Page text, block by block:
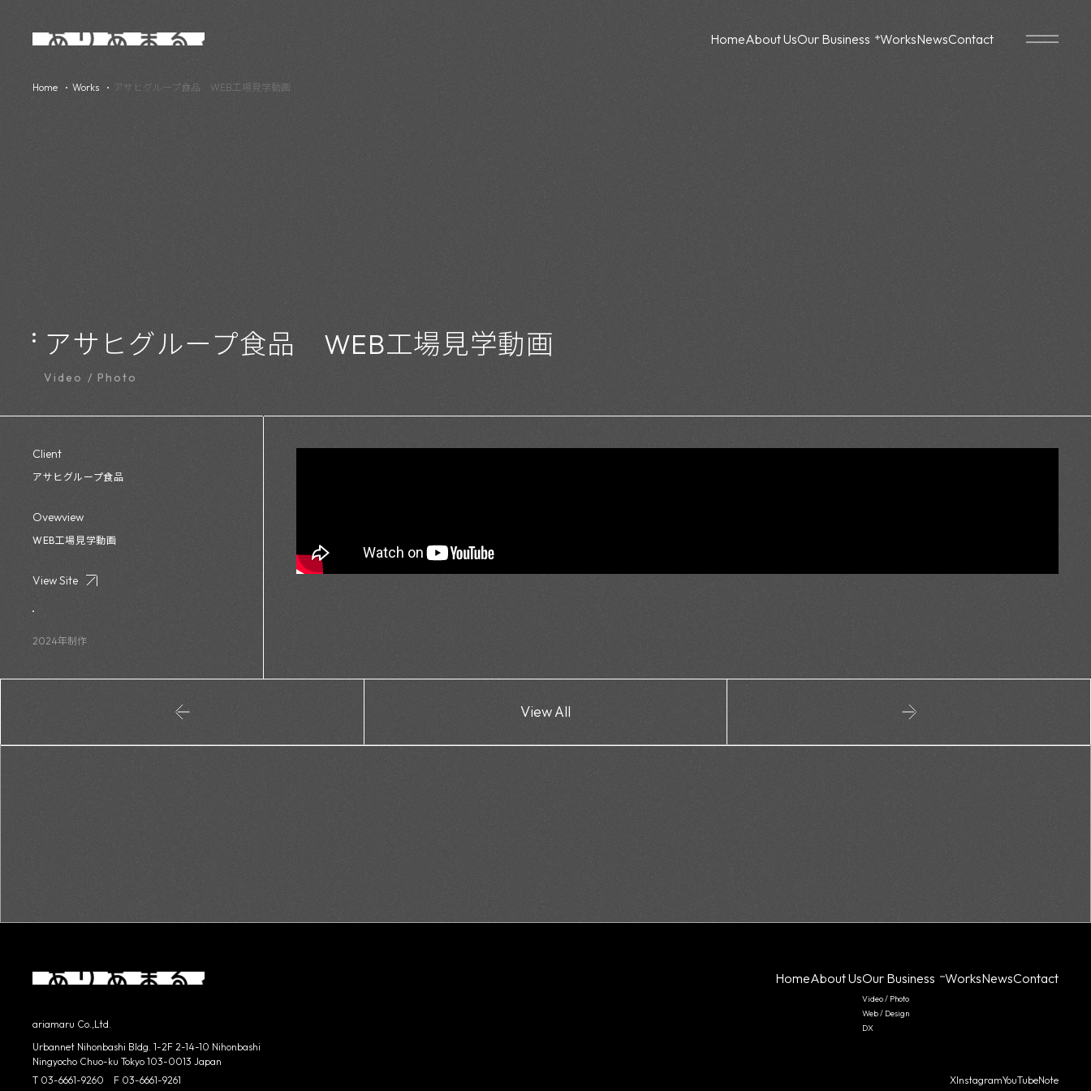
HomeAbout UsOur Business WorksNewsContact
Home Works アサヒグループ食品 WEB工場見学動画
アサヒグループ食品 WEB工場見学動画
Video / Photo
Client
アサヒグループ食品
Ovewview
WEB工場見学動画
View Site
2024年制作
View All
ariamaru Co.,Ltd.
Urbannet Nihonbashi Bldg. 1-2F 2-14-10 Nihonbashi
Ningyocho Chuo-ku Tokyo 103-0013 Japan
T 03-6661-9260 F 03-6661-9261
HomeAbout UsOur Business
Video / Photo
Web / Design
DX
WorksNewsContact
XInstagramYouTubeNote